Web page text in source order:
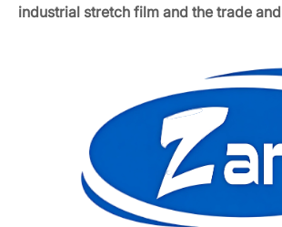
industrial stretch film and the trade